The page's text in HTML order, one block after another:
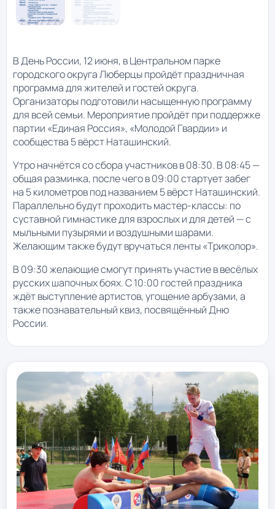
В День России, 12 июня, в Центральном парке
городского округа Люберцы пройдёт праздничная
программа для жителей и гостей округа.
Организаторы подготовили насыщенную программу
для всей семьи. Мероприятие пройдёт при поддержке
партии «Единая Россия», «Молодой Гвардии» и
сообщества 5 вёрст Наташинский.
Утро начнётся со сбора участников в 08:30. В 08:45 —
общая разминка, после чего в 09:00 стартует забег
на 5 километров под названием 5 вёрст Наташинский.
Параллельно будут проходить мастер-классы: по
суставной гимнастике для взрослых и для детей — с
мыльными пузырями и воздушными шарами.
Желающим также будут вручаться ленты «Триколор».
В 09:30 желающие смогут принять участие в весёлых
русских шапочных боях. С 10:00 гостей праздника
ждёт выступление артистов, угощение арбузами, а
также познавательный квиз, посвящённый Дню
России.